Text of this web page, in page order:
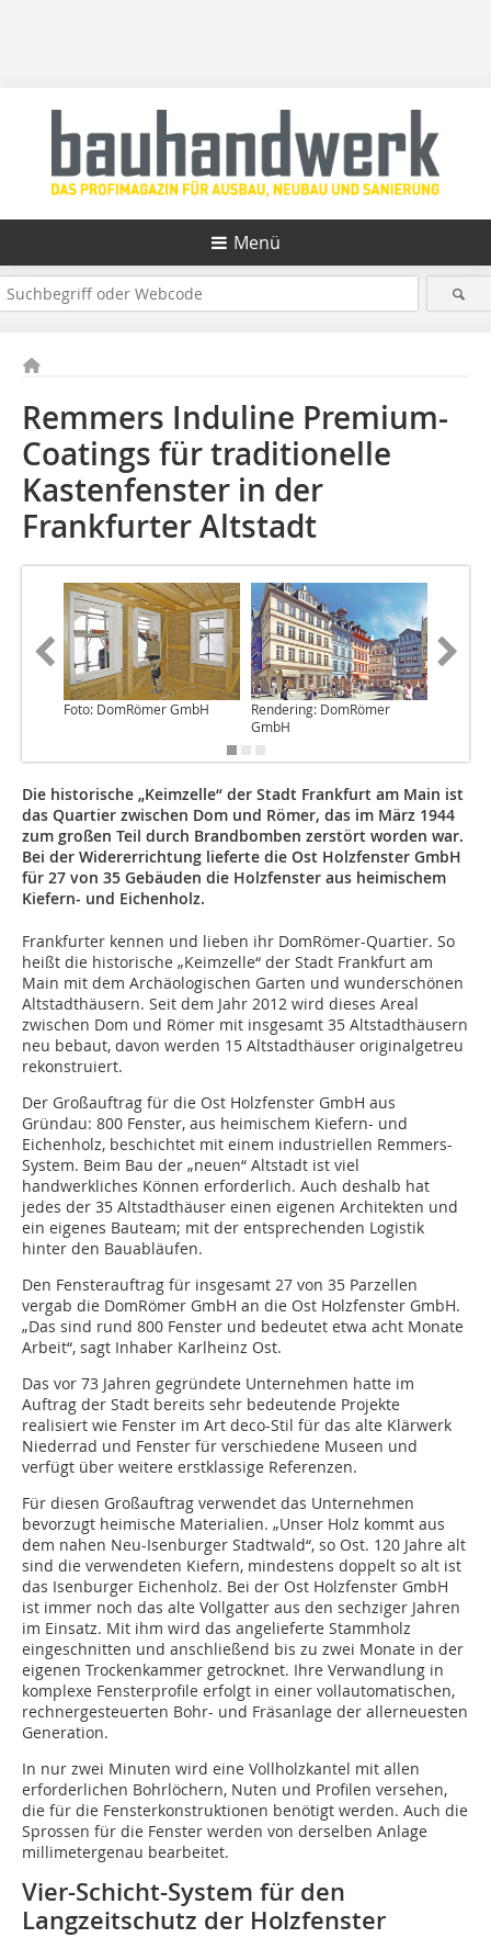
Menü
Remmers Induline Premium-
Coatings für traditionelle
Kastenfenster in der
Frankfurter Altstadt
Foto: DomRömer GmbH
Rendering: DomRömer
GmbH
Die historische „Keimzelle“ der Stadt Frankfurt am Main ist
das Quartier zwischen Dom und Römer, das im März 1944
zum großen Teil durch Brandbomben zerstört worden war.
Bei der Widererrichtung lieferte die Ost Holzfenster GmbH
für 27 von 35 Gebäuden die Holzfenster aus heimischem
Kiefern- und Eichenholz.
Frankfurter kennen und lieben ihr DomRömer-Quartier. So
heißt die historische „Keimzelle“ der Stadt Frankfurt am
Main mit dem Archäologischen Garten und wunderschönen
Altstadthäusern. Seit dem Jahr 2012 wird dieses Areal
zwischen Dom und Römer mit insgesamt 35 Altstadthäusern
neu bebaut, davon werden 15 Altstadthäuser originalgetreu
rekonstruiert.
Der Großauftrag für die Ost Holzfenster GmbH aus
Gründau: 800 Fenster, aus heimischem Kiefern- und
Eichenholz, beschichtet mit einem industriellen Remmers-
System. Beim Bau der „neuen“ Altstadt ist viel
handwerkliches Können erforderlich. Auch deshalb hat
jedes der 35 Altstadthäuser einen eigenen Architekten und
ein eigenes Bauteam; mit der entsprechenden Logistik
hinter den Bauabläufen.
Den Fensterauftrag für insgesamt 27 von 35 Parzellen
vergab die DomRömer GmbH an die Ost Holzfenster GmbH.
„Das sind rund 800 Fenster und bedeutet etwa acht Monate
Arbeit“, sagt Inhaber Karlheinz Ost.
Das vor 73 Jahren gegründete Unternehmen hatte im
Auftrag der Stadt bereits sehr bedeutende Projekte
realisiert wie Fenster im Art deco-Stil für das alte Klärwerk
Niederrad und Fenster für verschiedene Museen und
verfügt über weitere erstklassige Referenzen.
Für diesen Großauftrag verwendet das Unternehmen
bevorzugt heimische Materialien. „Unser Holz kommt aus
dem nahen Neu-Isenburger Stadtwald“, so Ost. 120 Jahre alt
sind die verwendeten Kiefern, mindestens doppelt so alt ist
das Isenburger Eichenholz. Bei der Ost Holzfenster GmbH
ist immer noch das alte Vollgatter aus den sechziger Jahren
im Einsatz. Mit ihm wird das angelieferte Stammholz
eingeschnitten und anschließend bis zu zwei Monate in der
eigenen Trockenkammer getrocknet. Ihre Verwandlung in
komplexe Fensterprofile erfolgt in einer vollauto­matischen,
rechnergesteuerten Bohr- und Fräsanlage der allerneuesten
Generation.
In nur zwei Minuten wird eine Vollholzkantel mit allen
erforderlichen Bohrlöchern, Nuten und Profilen versehen,
die für die Fensterkonstruktionen benötigt werden. Auch die
Sprossen für die Fenster werden von derselben Anlage
millimetergenau bearbeitet.
Vier-Schicht-System für den
Langzeitschutz der Holzfenster